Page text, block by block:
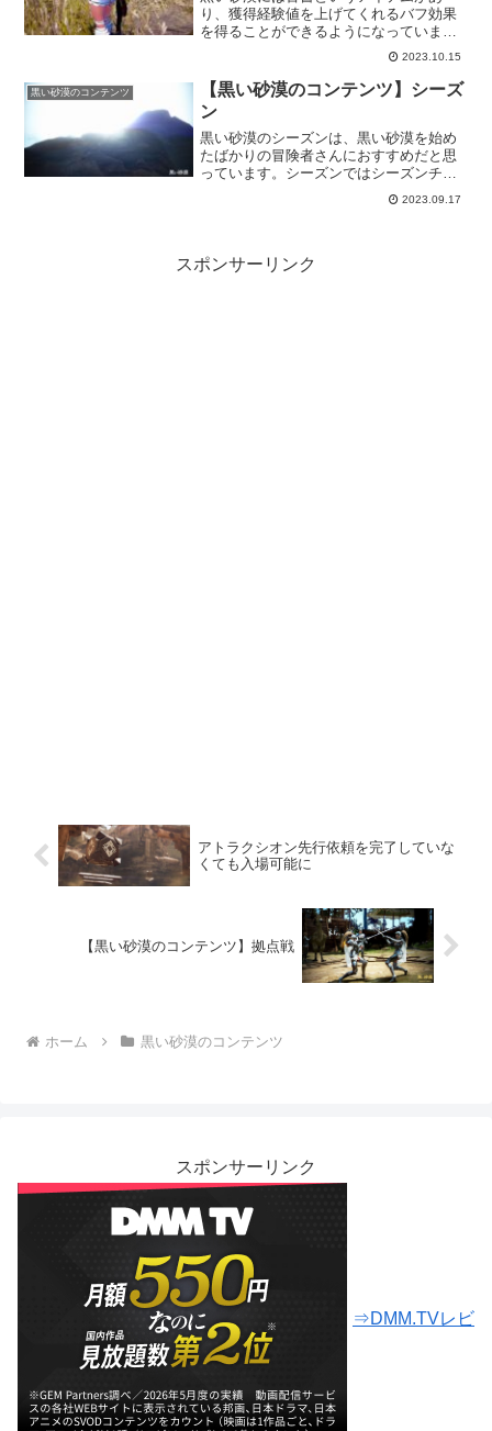
り、獲得経験値を上げてくれるバフ効果
を得ることができるようになっていま
す。微々たるものかもしれませんが、あ
るとないとでは将来的に大きな差となる
はずなので、しっかり装備して経験値を
少しでも多く稼ぎたいものです。
2023.10.15
黒い砂漠のコンテンツ
【黒い砂漠のコンテンツ】シーズ
ン
黒い砂漠のシーズンは、黒い砂漠を始め
たばかりの冒険者さんにおすすめだと思
っています。シーズンではシーズンチャ
ンネルというのがあり、そのチャンネル
で遊ぶことで多くの特典があり、成長を
2023.09.17
スポンサーリンク
アトラクシオン先行依頼を完了していな
くても入場可能に
【黒い砂漠のコンテンツ】拠点戦
ホーム 黒い砂漠のコンテンツ
スポンサーリンク
⇒DMM.TVレビ